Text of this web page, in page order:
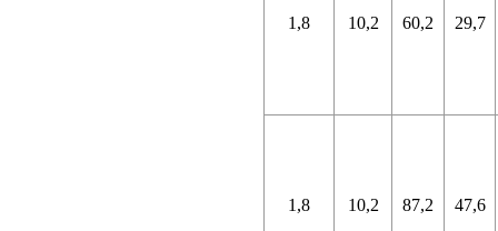
1,8 10,2 60,2 29,7
1,8 10,2 87,2 47,6